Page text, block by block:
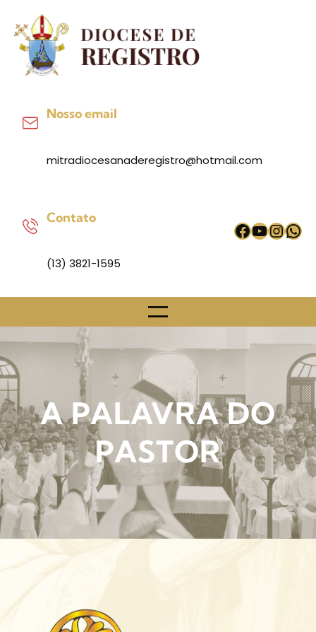
para
conteúdo
Nosso email
mitradiocesanaderegistro@hotmail.com
Contato
(13) 3821-1595
Facebook
A PALAVRA DO
PASTOR